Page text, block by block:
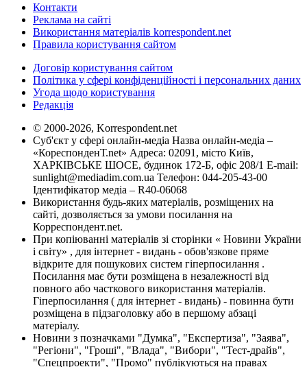
Контакти
Реклама на сайті
Використання матеріалів korrespondent.net
Правила користування сайтом
Договір користування сайтом
Політика у сфері конфіденційності і персональних даних
Угода щодо користування
Редакція
© 2000-2026, Korrespondent.net
Суб'єкт у сфері онлайн-медіа Назва онлайн-медіа –
«КореспонденТ.net» Адреса: 02091, місто Київ,
ХАРКІВСЬКЕ ШОСЕ, будинок 172-Б, офіс 208/1 E-mail:
sunlight@mediadim.com.ua Телефон: 044-205-43-00
Ідентифікатор медіа – R40-06068
Використання будь-яких матеріалів, розміщених на
сайті, дозволяється за умови посилання на
Корреспондент.net.
При копіюванні матеріалів зі сторінки « Новини України
і світу» , для інтернет - видань - обов'язкове пряме
відкрите для пошукових систем гіперпосилання .
Посилання має бути розміщена в незалежності від
повного або часткового використання матеріалів.
Гіперпосилання ( для інтернет - видань) - повинна бути
розміщена в підзаголовку або в першому абзаці
матеріалу.
Новини з позначками "Думка", "Експертиза", "Заява",
"Регіони", "Гроші", "Влада", "Вибори", "Тест-драйв",
"Спецпроекти", "Промо" публікуються на правах